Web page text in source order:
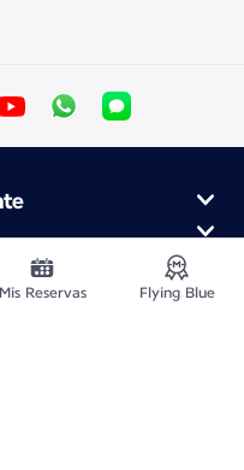
Mis Reservas Flying Blue